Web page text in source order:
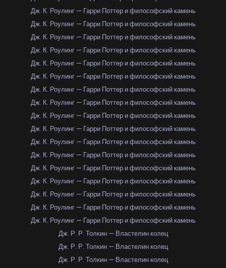
Дж. К. Роулинг — Гарри Поттер и философский камень
Дж. К. Роулинг — Гарри Поттер и философский камень
Дж. К. Роулинг — Гарри Поттер и философский камень
Дж. К. Роулинг — Гарри Поттер и философский камень
Дж. К. Роулинг — Гарри Поттер и философский камень
Дж. К. Роулинг — Гарри Поттер и философский камень
Дж. К. Роулинг — Гарри Поттер и философский камень
Дж. К. Роулинг — Гарри Поттер и философский камень
Дж. К. Роулинг — Гарри Поттер и философский камень
Дж. К. Роулинг — Гарри Поттер и философский камень
Дж. К. Роулинг — Гарри Поттер и философский камень
Дж. К. Роулинг — Гарри Поттер и философский камень
Дж. К. Роулинг — Гарри Поттер и философский камень
Дж. К. Роулинг — Гарри Поттер и философский камень
Дж. К. Роулинг — Гарри Поттер и философский камень
Дж. К. Роулинг — Гарри Поттер и философский камень
Дж. К. Роулинг — Гарри Поттер и философский камень
Дж. Р. Р. Толкин — Властелин колец
Дж. Р. Р. Толкин — Властелин колец
Дж. Р. Р. Толкин — Властелин колец